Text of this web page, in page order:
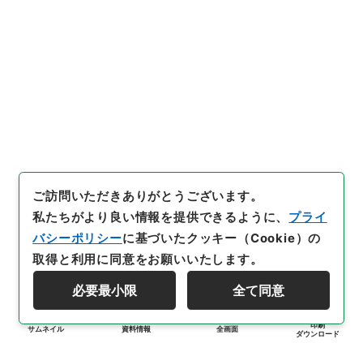
サムネイル 資料情報 全画面
印刷
ダウンロード
ご訪問いただきありがとうございます。
私たちがより良い情報を提供できるように、 プライ
バシーポリシーに基づいたクッキー（Cookie）の
取得と利用に同意をお願いいたします。
必要最小限 全て同意